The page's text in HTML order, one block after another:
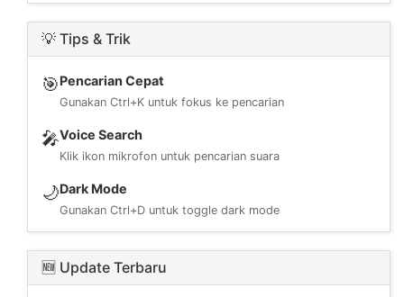
💡 Tips & Trik
🎯Pencarian Cepat
Gunakan Ctrl+K untuk fokus ke pencarian
🎤Voice Search
Klik ikon mikrofon untuk pencarian suara
🌙Dark Mode
Gunakan Ctrl+D untuk toggle dark mode
🆕 Update Terbaru